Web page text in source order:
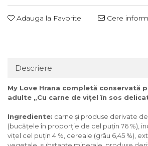
Adauga la Favorite Cere
Descriere
My Love Hrana completă conservată
adulte „Cu carne de viţel în sos
Ingrediente: carne și produse derivate
(bucăţele în proporţie de cel puţin 76 %),
viţel cel puţin 4 %, cereale (grâu 6,45 %),